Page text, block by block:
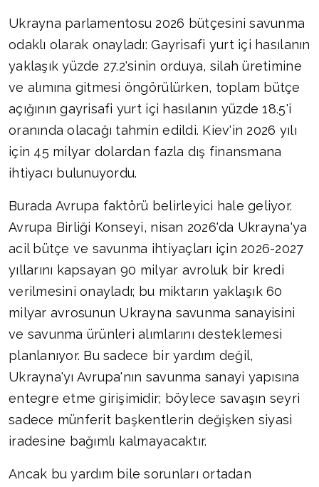
Ukrayna parlamentosu 2026 bütçesini savunma
odaklı olarak onayladı: Gayrisafi yurt içi hasılanın
yaklaşık yüzde 27.2'sinin orduya, silah üretimine
ve alımına gitmesi öngörülürken, toplam bütçe
açığının gayrisafi yurt içi hasılanın yüzde 18.5'i
oranında olacağı tahmin edildi. Kiev'in 2026 yılı
için 45 milyar dolardan fazla dış finansmana
ihtiyacı bulunuyordu.
Burada Avrupa faktörü belirleyici hale geliyor.
Avrupa Birliği Konseyi, nisan 2026'da Ukrayna'ya
acil bütçe ve savunma ihtiyaçları için 2026-2027
yıllarını kapsayan 90 milyar avroluk bir kredi
verilmesini onayladı; bu miktarın yaklaşık 60
milyar avrosunun Ukrayna savunma sanayisini
ve savunma ürünleri alımlarını desteklemesi
planlanıyor. Bu sadece bir yardım değil,
Ukrayna'yı Avrupa'nın savunma sanayi yapısına
entegre etme girişimidir; böylece savaşın seyri
sadece münferit başkentlerin değişken siyasi
iradesine bağımlı kalmayacaktır.
Ancak bu yardım bile sorunları ortadan